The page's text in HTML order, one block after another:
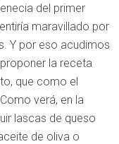
del primer
maravillado por
Y por eso acudimos
la receta
que como el
verá, en la
lascas de queso
de oliva o